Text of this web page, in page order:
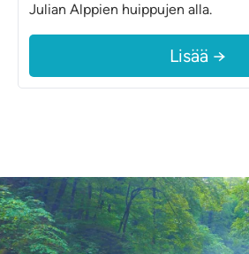
Julian Alppien huippujen alla.
Lisää →